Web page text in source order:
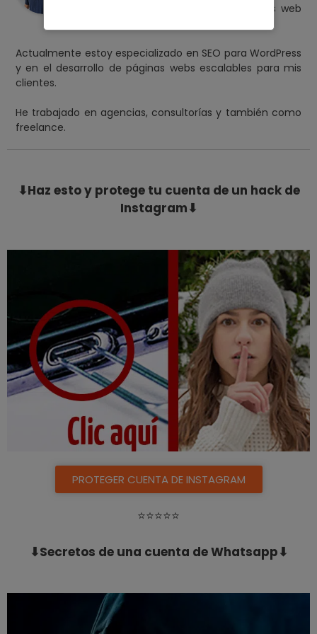
Llevo creando y monetizando páginas web
Actualmente estoy especializado en SEO para WordPress
y en el desarrollo de páginas webs escalables para mis
clientes.
He trabajado en agencias, consultorías y también como
freelance.
⬇Haz esto y protege tu cuenta de un hack de
Instagram⬇
PROTEGER CUENTA DE INSTAGRAM
⭐️⭐️⭐️⭐️⭐️
⬇Secretos de una cuenta de Whatsapp⬇